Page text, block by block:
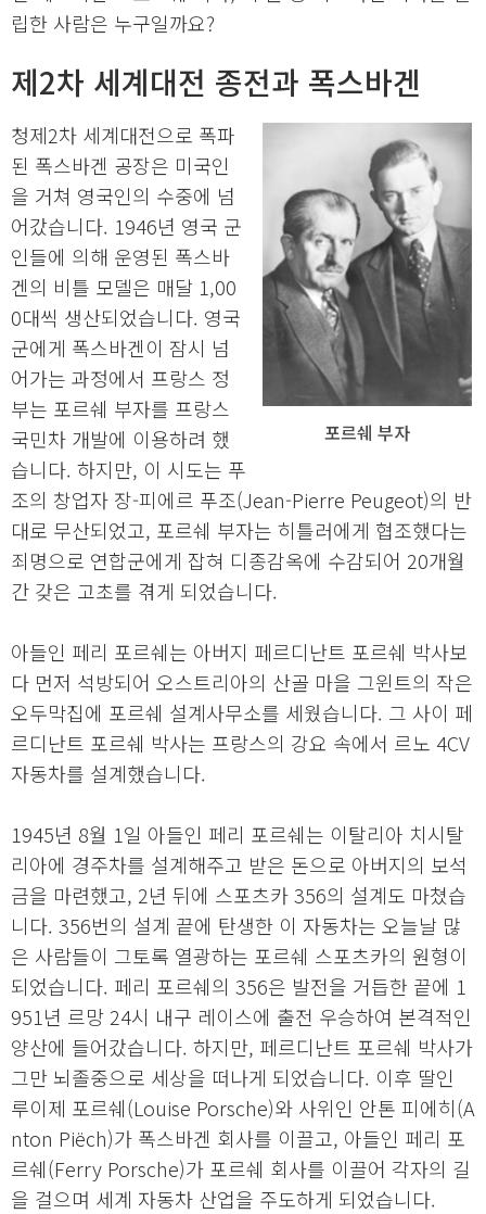
립한 사람은 누구일까요?
제2차 세계대전 종전과 폭스바겐
포르쉐 부자
청제2차 세계대전으로 폭파
된 폭스바겐 공장은 미국인
을 거쳐 영국인의 수중에 넘
어갔습니다. 1946년 영국 군
인들에 의해 운영된 폭스바
겐의 비틀 모델은 매달 1,00
0대씩 생산되었습니다. 영국
군에게 폭스바겐이 잠시 넘
어가는 과정에서 프랑스 정
부는 포르쉐 부자를 프랑스
국민차 개발에 이용하려 했
습니다. 하지만, 이 시도는 푸
조의 창업자 장-피에르 푸조(Jean-Pierre Peugeot)의 반
대로 무산되었고, 포르쉐 부자는 히틀러에게 협조했다는
죄명으로 연합군에게 잡혀 디종감옥에 수감되어 20개월
간 갖은 고초를 겪게 되었습니다.
아들인 페리 포르쉐는 아버지 페르디난트 포르쉐 박사보
다 먼저 석방되어 오스트리아의 산골 마을 그윈트의 작은
오두막집에 포르쉐 설계사무소를 세웠습니다. 그 사이 페
르디난트 포르쉐 박사는 프랑스의 강요 속에서 르노 4CV
자동차를 설계했습니다.
1945년 8월 1일 아들인 페리 포르쉐는 이탈리아 치시탈
리아에 경주차를 설계해주고 받은 돈으로 아버지의 보석
금을 마련했고, 2년 뒤에 스포츠카 356의 설계도 마쳤습
니다. 356번의 설계 끝에 탄생한 이 자동차는 오늘날 많
은 사람들이 그토록 열광하는 포르쉐 스포츠카의 원형이
되었습니다. 페리 포르쉐의 356은 발전을 거듭한 끝에 1
951년 르망 24시 내구 레이스에 출전 우승하여 본격적인
양산에 들어갔습니다. 하지만, 페르디난트 포르쉐 박사가
그만 뇌졸중으로 세상을 떠나게 되었습니다. 이후 딸인
루이제 포르쉐(Louise Porsche)와 사위인 안톤 피에히(A
nton Piëch)가 폭스바겐 회사를 이끌고, 아들인 페리 포
르쉐(Ferry Porsche)가 포르쉐 회사를 이끌어 각자의 길
을 걸으며 세계 자동차 산업을 주도하게 되었습니다.